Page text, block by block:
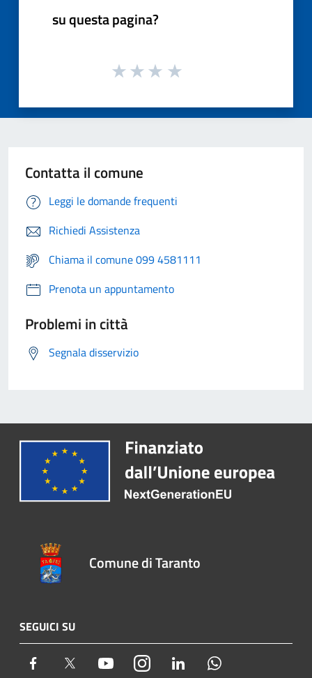
su questa pagina?
Contatta il comune
Leggi le domande frequenti
Richiedi Assistenza
Chiama il comune 099 4581111
Prenota un appuntamento
Problemi in città
Segnala disservizio
Comune di Taranto
SEGUICI SU
Facebook Twitter YoutubeInstagram LinkedIn